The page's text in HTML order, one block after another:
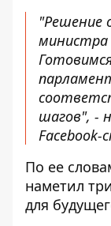
"Решение
министра
шагов", -
Facebook-
По ее
наметил
для